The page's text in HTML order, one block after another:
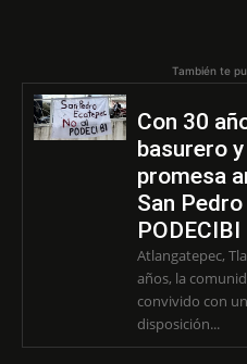
También te
Con 30
basurero
promesa
San
PODECIBI
Atlangatepec,
años, la
convivido con
disposición...